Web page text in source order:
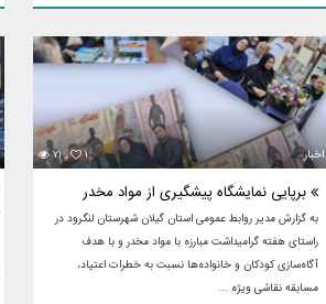
۷۱ , ۱ اخبار
برپایی نمایشگاه پیشگیری از مواد مخدر
به گزارش مدیر روابط عمومی استان گیلان شهرستان لنگرود در
راستای هفته گرامیداشت مبارزه با مواد مخدر و با هدف
آگاه‌سازی کودکان و خانواده‌ها نسبت به خطرات اعتیاد،
مسابقه نقاشی ویژه ...